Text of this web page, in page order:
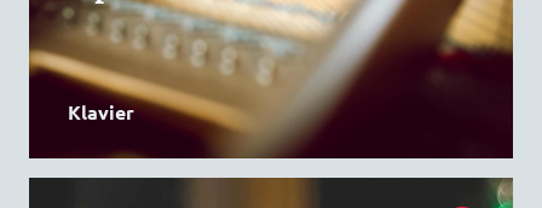
Klavier